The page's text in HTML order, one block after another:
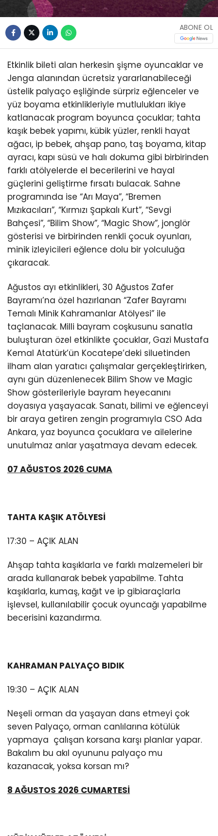
ABONE OL
Etkinlik bileti alan herkesin şişme oyuncaklar ve
Jenga alanından ücretsiz yararlanabileceği
üstelik palyaço eşliğinde sürpriz eğlenceler ve
yüz boyama etkinlikleriyle mutlulukları ikiye
katlanacak program boyunca çocuklar; tahta
kaşık bebek yapımı, kübik yüzler, renkli hayat
ağacı, ip bebek, ahşap pano, taş boyama, kitap
ayracı, kapı süsü ve halı dokuma gibi birbirinden
farklı atölyelerde el becerilerini ve hayal
güçlerini geliştirme fırsatı bulacak. Sahne
programında ise “Arı Maya”, “Bremen
Mızıkacıları”, “Kırmızı Şapkalı Kurt”, “Sevgi
Bahçesi”, “Bilim Show”, “Magic Show”, jonglör
gösterisi ve birbirinden renkli çocuk oyunları,
minik izleyicileri eğlence dolu bir yolculuğa
çıkaracak.
Ağustos ayı etkinlikleri, 30 Ağustos Zafer
Bayramı’na özel hazırlanan “Zafer Bayramı
Temalı Minik Kahramanlar Atölyesi” ile
taçlanacak. Milli bayram coşkusunu sanatla
buluşturan özel etkinlikte çocuklar, Gazi Mustafa
Kemal Atatürk’ün Kocatepe’deki siluetinden
ilham alan yaratıcı çalışmalar gerçekleştirirken,
aynı gün düzenlenecek Bilim Show ve Magic
Show gösterileriyle bayram heyecanını
doyasıya yaşayacak. Sanatı, bilimi ve eğlenceyi
bir araya getiren zengin programıyla CSO Ada
Ankara, yaz boyunca çocuklara ve ailelerine
unutulmaz anlar yaşatmaya devam edecek.
07 AĞUSTOS 2026 CUMA
TAHTA KAŞIK ATÖLYESİ
17:30 – AÇIK ALAN
Ahşap tahta kaşıklarla ve farklı malzemeleri bir
arada kullanarak bebek yapabilme. Tahta
kaşıklarla, kumaş, kağıt ve ip gibiaraçlarla
işlevsel, kullanılabilir çocuk oyuncağı yapabilme
becerisini kazandırma.
KAHRAMAN PALYAÇO BIDIK
19:30 – AÇIK ALAN
Neşeli orman da yaşayan dans etmeyi çok
seven Palyaço, orman canlılarına kötülük
yapmaya çalışan korsana karşı planlar yapar.
Bakalım bu akıl oyununu palyaço mu
kazanacak, yoksa korsan mı?
8 AĞUSTOS 2026 CUMARTESİ